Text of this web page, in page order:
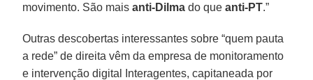
movimento. São maisanti-Dilma do queanti-PT.”
Outras descobertas interessantes sobre “quem pauta
a rede” de direita vêm da empresa de monitoramento
e intervenção digital Interagentes, capitaneada por